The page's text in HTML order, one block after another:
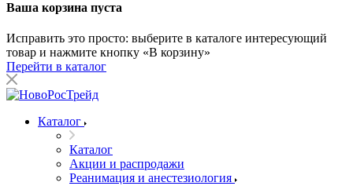
Ваша корзина пуста
Исправить это просто: выберите в каталоге интересующий
товар и нажмите кнопку «В корзину»
Перейти в каталог
Каталог
Каталог
Акции и распродажи
Реанимация и анестезиология